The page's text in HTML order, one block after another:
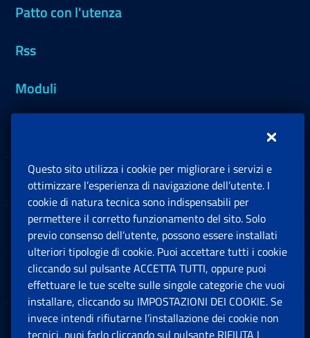
Patto con l'utenza
Rss
Moduli
Sedi e Contatti
Software
Note Legali
App mobile
Questo sito utilizza i cookie per migliorare i servizi e
ottimizzare l’esperienza di navigazione dell’utente. I
cookie di natura tecnica sono indispensabili per
permettere il corretto funzionamento del sito. Solo
previo consenso dell’utente, possono essere installati
ulteriori tipologie di cookie. Puoi accettare tutti i cookie
cliccando sul pulsante ACCETTA TUTTI, oppure puoi
effettuare le tue scelte sulle singole categorie che vuoi
installare, cliccando su IMPOSTAZIONI DEI COOKIE. Se
invece intendi rifiutarne l’installazione dei cookie non
tecnici, puoi farlo cliccando sul pulsante RIFIUTA I